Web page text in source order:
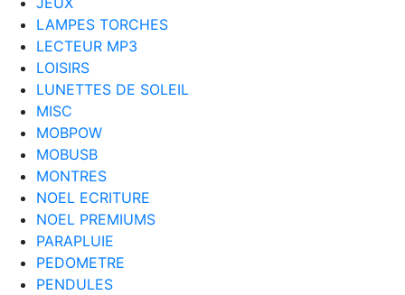
LAMPES TORCHES
LECTEUR MP3
LOISIRS
LUNETTES DE SOLEIL
MISC
MOBPOW
MOBUSB
MONTRES
NOEL ECRITURE
NOEL PREMIUMS
PARAPLUIE
PEDOMETRE
PENDULES